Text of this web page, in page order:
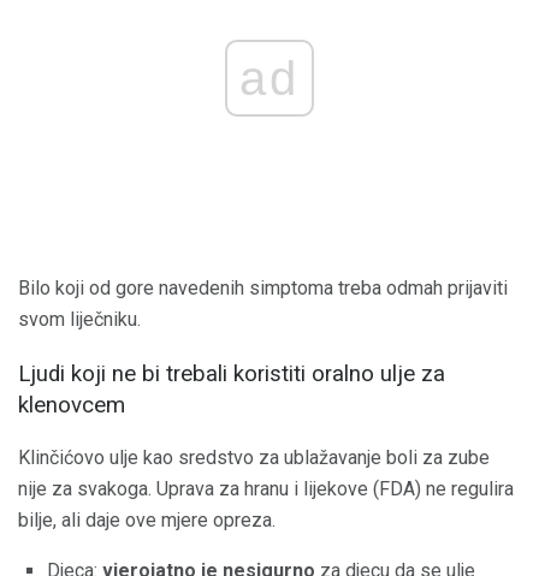
ad
Bilo koji od gore navedenih simptoma treba odmah prijaviti
svom liječniku.
Ljudi koji ne bi trebali koristiti oralno ulje za
klenovcem
Klinčićovo ulje kao sredstvo za ublažavanje boli za zube
nije za svakoga. Uprava za hranu i lijekove (FDA) ne regulira
bilje, ali daje ove mjere opreza.
Djeca: vjerojatno je nesigurno za djecu da se ulje